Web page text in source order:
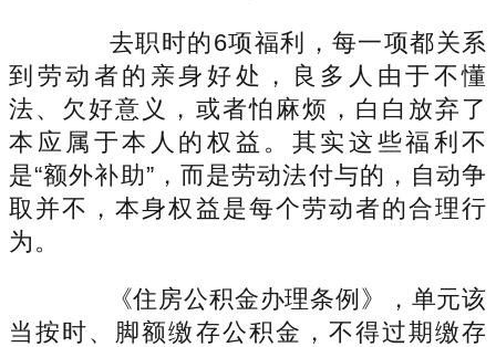
去职时的6项福利，每一项都关系
到劳动者的亲身好处，良多人由于不懂
法、欠好意义，或者怕麻烦，白白放弃了
本应属于本人的权益。其实这些福利不
是“额外补助”，而是劳动法付与的，自动争
取并不，本身权益是每个劳动者的合理行
为。
《住房公积金办理条例》，单元该
当按时、脚额缴存公积金，不得过期缴存